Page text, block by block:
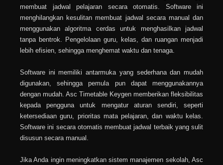
membuat jadwal pelajaran secara otomatis. Software ini
menghilangkan kesulitan membuat jadwal secara manual dan
menggunakan algoritma cerdas untuk menghasilkan jadwal
tanpa bentrok. Pengelolaan guru, kelas, dan ruangan menjadi
lebih efisien, sehingga menghemat waktu dan tenaga.
Software ini memiliki antarmuka yang sederhana dan mudah
digunakan, sehingga pemula pun dapat menggunakannya
dengan mudah. Asc Timetable Keygen memberikan fleksibilitas
kepada pengguna untuk mengatur aturan sendiri, seperti
ketersediaan guru, prioritas mata pelajaran, dan waktu kelas.
Software ini secara otomatis membuat jadwal terbaik yang sulit
disusun secara manual.
Jika Anda ingin meningkatkan sistem manajemen sekolah, Asc